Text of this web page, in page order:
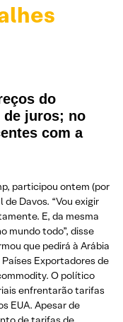
do
de juros; no
com a
participou ontem (por
Davos. “Vou exigir
E, da mesma
mundo todo”, disse
que pedirá à Arábia
Exportadores de
O político
enfrentarão tarifas
EUA. Apesar de